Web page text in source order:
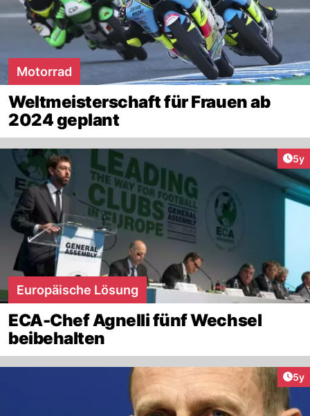
Motorrad
Weltmeisterschaft für Frauen ab
2024 geplant
5y
Europäische Lösung
ECA-Chef Agnelli fünf Wechsel
beibehalten
5y